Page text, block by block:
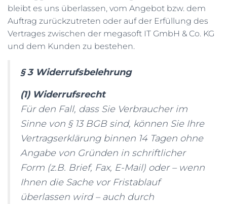
bleibt es uns überlassen, vom Angebot bzw. dem
Auftrag zurückzutreten oder auf der Erfüllung des
Vertrages zwischen der megasoft IT GmbH & Co. KG
und dem Kunden zu bestehen.
§ 3 Widerrufsbelehrung
(1) Widerrufsrecht
Für den Fall, dass Sie Verbraucher im
Sinne von § 13 BGB sind, können Sie Ihre
Vertragserklärung binnen 14 Tagen ohne
Angabe von Gründen in schriftlicher
Form (z.B. Brief, Fax, E-Mail) oder – wenn
Ihnen die Sache vor Fristablauf
überlassen wird – auch durch